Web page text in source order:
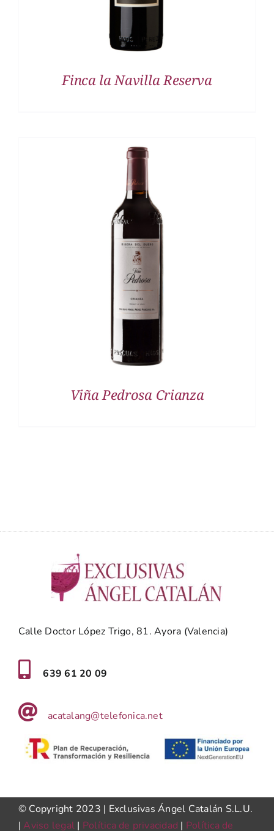
Finca la Navilla Reserva
DETALLES
Viña Pedrosa Crianza
Calle Doctor López Trigo, 81. Ayora (Valencia)
639 61 20 09
acatalang@telefonica.net
© Copyright 2023 | Exclusivas Ángel Catalán S.L.U.
|Aviso legal | Política de privacidad | Política de